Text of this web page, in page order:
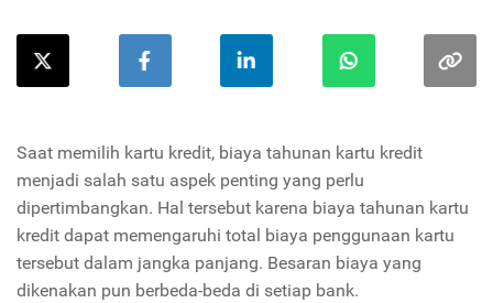
Saat memilih kartu kredit, biaya tahunan kartu kredit
menjadi salah satu aspek penting yang perlu
dipertimbangkan. Hal tersebut karena biaya tahunan kartu
kredit dapat memengaruhi total biaya penggunaan kartu
tersebut dalam jangka panjang. Besaran biaya yang
dikenakan pun berbeda-beda di setiap bank.